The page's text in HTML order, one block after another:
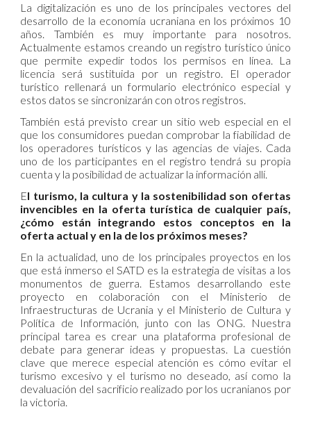
La digitalización es uno de los principales vectores del
desarrollo de la economía ucraniana en los próximos 10
años. También es muy importante para nosotros.
Actualmente estamos creando un registro turístico único
que permite expedir todos los permisos en línea. La
licencia será sustituida por un registro. El operador
turístico rellenará un formulario electrónico especial y
estos datos se sincronizarán con otros registros.
También está previsto crear un sitio web especial en el
que los consumidores puedan comprobar la fiabilidad de
los operadores turísticos y las agencias de viajes. Cada
uno de los participantes en el registro tendrá su propia
cuenta y la posibilidad de actualizar la información allí.
El turismo, la cultura y la sostenibilidad son ofertas
invencibles en la oferta turística de cualquier país,
¿cómo están integrando estos conceptos en la
oferta actual y en la de los próximos meses?
En la actualidad, uno de los principales proyectos en los
que está inmerso el SATD es la estrategia de visitas a los
monumentos de guerra. Estamos desarrollando este
proyecto en colaboración con el Ministerio de
Infraestructuras de Ucrania y el Ministerio de Cultura y
Política de Información, junto con las ONG. Nuestra
principal tarea es crear una plataforma profesional de
debate para generar ideas y propuestas. La cuestión
clave que merece especial atención es cómo evitar el
turismo excesivo y el turismo no deseado, así como la
devaluación del sacrificio realizado por los ucranianos por
la victoria.